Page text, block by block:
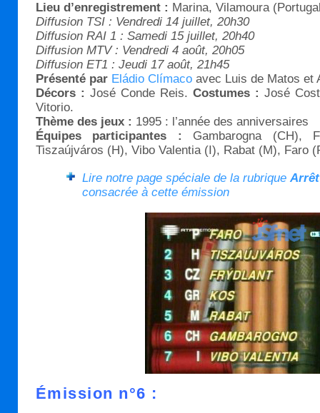
Lieu d’enregistrement : Marina, Vilamoura
Diffusion TSI : Vendredi 14 juillet, 20h30
Diffusion RAI 1 : Samedi 15 juillet, 20h40
Diffusion MTV : Vendredi 4 août, 20h05
Diffusion ET1 : Jeudi 17 août, 21h45
Présenté par Eládio Clímaco avec Luis de Matos et
Décors : José Conde Reis. Costumes : José
Vitorio.
Thème des jeux : 1995 : l’année des anniversaires
Équipes participantes : Gambarogna (CH),
Tiszaújváros (H), Vibo Valentia (I), Rabat (M), Faro
Lire notre page spéciale de la rubrique
consacrée à cette émission
Émission n°6 :